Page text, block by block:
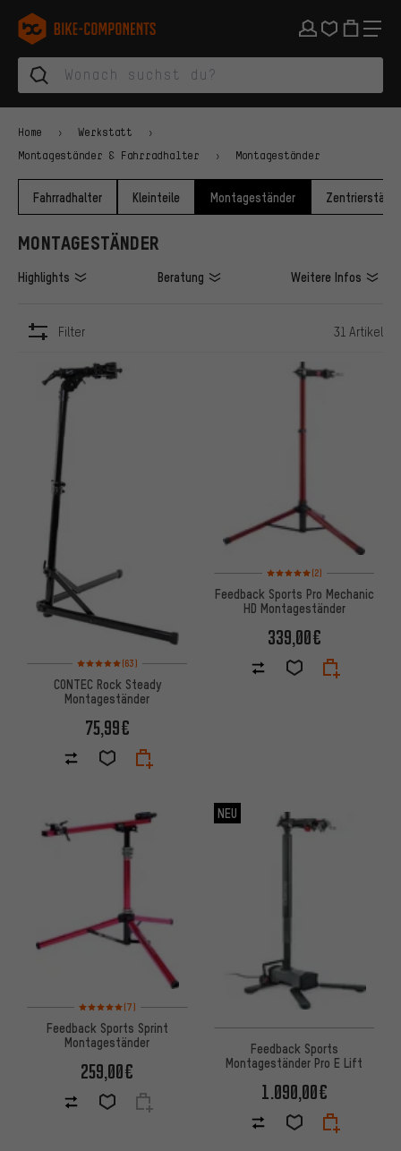
Zur Hauptnavigation springen
Zur Kategorienavigation springen
Zum Inhalt springen
Zu Marken und Newsletter springen
Zur Fußzeile springen
bike-components.de Startseite
Home Werkstatt
Montageständer & Fahrradhalter Montageständer
Fahrradhalter Kleinteile Montageständer
MONTAGESTÄNDER
Highlights Beratung Weitere Infos
Filter 31 Artikel
Bewertungen: 5 von 5 basierend auf 63 Bewertungen
(63)
CONTEC Rock Steady
Montageständer
75,99€
Bewertungen: 5 von 5
(2)
Feedback Sports Pro Mechanic
HD Montageständer
339,00€
Bewertungen: 5 von 5 basierend auf 7 Bewertungen
(7)
Feedback Sports Sprint
Montageständer
259,00€
NEU
Feedback Sports
Montageständer Pro E Lift
1.090,00€